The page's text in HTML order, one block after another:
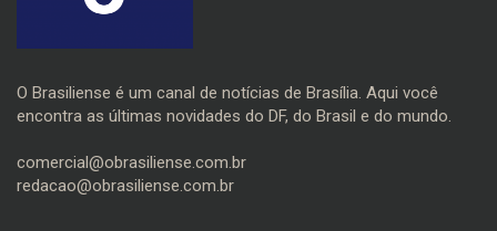
O Brasiliense é um canal de notícias de Brasília. Aqui você
encontra as últimas novidades do DF, do Brasil e do mundo.
comercial@obrasiliense.com.br
redacao@obrasiliense.com.br